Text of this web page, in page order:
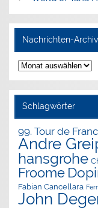
Nachrichten-Archiv
Nachrichten-
Archiv
Schlagwörter
99. Tour de
Andre
hansgrohe
Froome
Fabian Cancellara
John